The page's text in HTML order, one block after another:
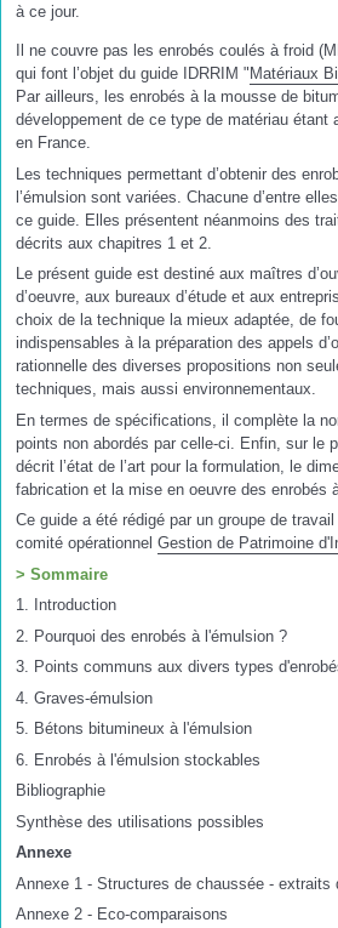
à ce jour.
Il ne couvre pas les enrobés coulés à froid
qui font l’objet du guide IDRRIM " Matériaux
Par ailleurs, les enrobés à la mousse de
développement de ce type de matériau étant
en France.
Les techniques permettant d’obtenir des
l’émulsion sont variées. Chacune d’entre
ce guide. Elles présentent néanmoins des
décrits aux chapitres 1 et 2.
Le présent guide est destiné aux maîtres
d’oeuvre, aux bureaux d’étude et aux
choix de la technique la mieux adaptée, de
indispensables à la préparation des appels
rationnelle des diverses propositions non
techniques, mais aussi environnementaux.
En termes de spécifications, il complète la
points non abordés par celle-ci. Enfin, sur le
décrit l’état de l’art pour la formulation, le
fabrication et la mise en oeuvre des enrobés à
Ce guide a été rédigé par un groupe de
comité opérationnel Gestion de Patrimoine
> Sommaire
1. Introduction
2. Pourquoi des enrobés à l'émulsion ?
3. Points communs aux divers types
4. Graves-émulsion
5. Bétons bitumineux à l'émulsion
6. Enrobés à l'émulsion stockables
Bibliographie
Synthèse des utilisations possibles
Annexe
Annexe 1 - Structures de chaussée - extraits
Annexe 2 - Eco-comparaisons